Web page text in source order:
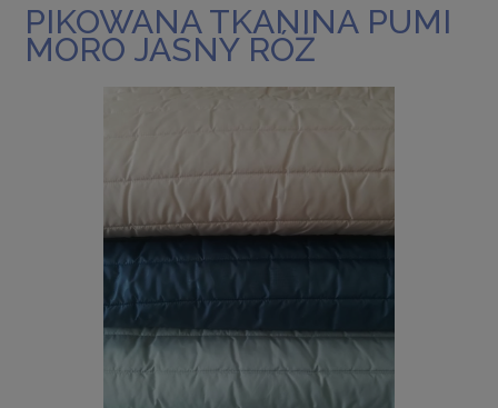
PIKOWANA TKANINA PUMI
MORO JASNY RÓŻ